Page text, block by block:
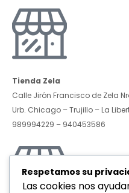
Tienda Zela
Calle Jirón Francisco de Zela
Urb. Chicago – Trujillo – La
989994229 – 940453586
Respetamos su
Las cookies nos